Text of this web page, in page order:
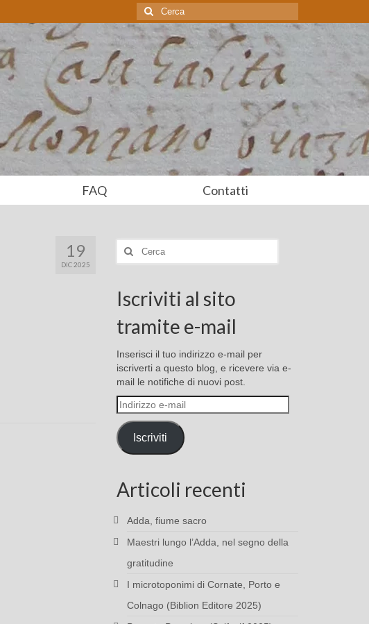
Cerca:
FAQ Contatti
19
DIC 2025
Cerca:
Iscriviti al sito
tramite e-mail
Inserisci il tuo indirizzo e-mail per
iscriverti a questo blog, e ricevere via e-
mail le notifiche di nuovi post.
Indirizzo
e-
mail
Iscriviti
Articoli recenti
Adda, fiume sacro
Maestri lungo l’Adda, nel segno della
gratitudine
I microtoponimi di Cornate, Porto e
Colnago (Biblion Editore 2025)